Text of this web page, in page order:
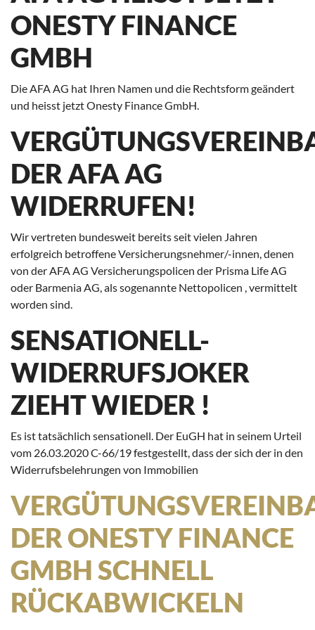
NESTY FINANCE G
MBH
Die AFA AG hat Ihren Namen und die Rechtsform geändert
und heisst jetzt Onesty Finance GmbH.
DER AFA AG
WIDERRUFEN!
Wir vertreten bundesweit bereits seit vielen Jahren
erfolgreich betroffene Versicherungsnehmer/-innen, denen
von der AFA AG Versicherungspolicen der Prisma Life AG
oder Barmenia AG, als sogenannte Nettopolicen , vermittelt
worden sind.
SENSATIONELL-
WIDERRUFSJOKER
ZIEHT WIEDER !
Es ist tatsächlich sensationell. Der EuGH hat in seinem Urteil
vom 26.03.2020 C-66/19 festgestellt, dass der sich der in den
Widerrufsbelehrungen von Immobilien
DER ONESTY FINANCE
GMBH SCHNELL
RÜCKABWICKELN